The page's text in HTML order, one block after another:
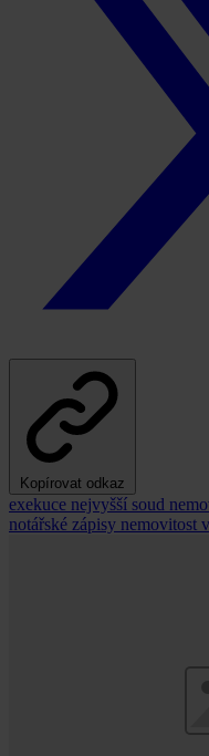
Kopírovat odkaz
exekuce nejvyšší soud
notářské zápisy nemovitost